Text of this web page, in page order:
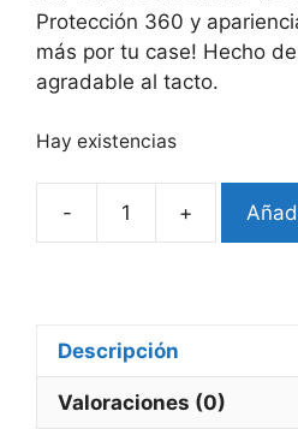
Protección 360 y
más por tu case! Hecho
agradable al tacto.
Hay existencias
-
Case
Escudo
cantidad
+
Descripción
Valoraciones (0)